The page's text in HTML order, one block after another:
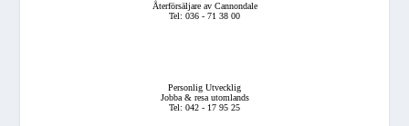
Återförsäljare av Cannondale
Tel: 036 - 71 38 00
Personlig Utvecklig
Jobba & resa utomlands
Tel: 042 - 17 95 25